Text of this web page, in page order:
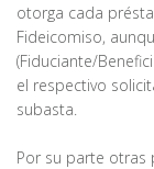
otorga cada
Fideicomiso,
(Fiduciante/
el respectivo
subasta.
Por su parte otras